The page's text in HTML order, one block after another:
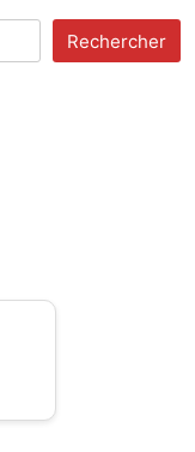
Rechercher